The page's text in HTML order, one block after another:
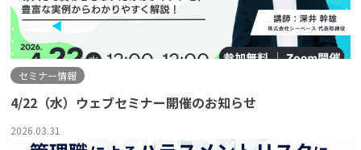
セミナー情報
4/22（水）ウェブセミナー開催のお知らせ
2026.03.31